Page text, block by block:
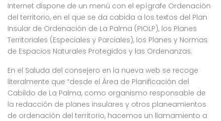
Internet dispone de un menú con el epígrafe Ordenación
del territorio, en el que se da cabida a los textos del Plan
Insular de Ordenación de La Palma (PIOLP), los Planes
Territoriales (Especiales y Parciales), los Planes y Normas
de Espacios Naturales Protegidos y las Ordenanzas.
En el Saluda del consejero en la nueva web se recoge
literalmente que “desde el Área de Planificación del
Cabildo de La Palma, como organismo responsable de
la redacción de planes insulares y otros planeamientos
de ordenación del territorio, hacemos un llamamiento a